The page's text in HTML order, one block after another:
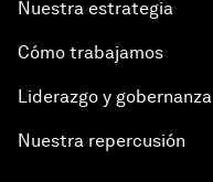
Nuestra estrategia
Cómo trabajamos
Liderazgo y gobernanza
Nuestra repercusión